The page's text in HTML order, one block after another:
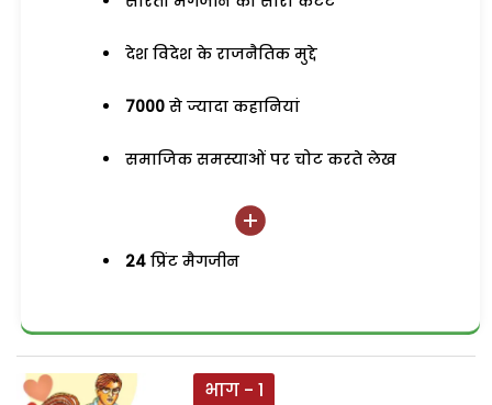
देश विदेश के राजनैतिक मुद्दे
7000 से ज्यादा कहानियां
समाजिक समस्याओं पर चोट करते लेख
24 प्रिंट मैगजीन
भाग - 1